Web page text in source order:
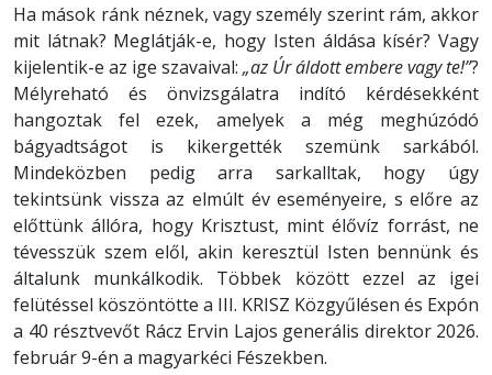
Ha mások ránk néznek, vagy személy szerint rám, akkor
mit látnak? Meglátják-e, hogy Isten áldása kísér? Vagy
kijelentik-e az ige szavaival: „az Úr áldott embere vagy te!”?
Mélyreható és önvizsgálatra indító kérdésekként
hangoztak fel ezek, amelyek a még meghúzódó
bágyadtságot is kikergették szemünk sarkából.
Mindeközben pedig arra sarkalltak, hogy úgy
tekintsünk vissza az elmúlt év eseményeire, s előre az
előttünk állóra, hogy Krisztust, mint élővíz forrást, ne
tévesszük szem elől, akin keresztül Isten bennünk és
általunk munkálkodik. Többek között ezzel az igei
felütéssel köszöntötte a III. KRISZ Közgyűlésen és Expón
a 40 résztvevőt Rácz Ervin Lajos generális direktor 2026.
február 9-én a magyarkéci Fészekben.